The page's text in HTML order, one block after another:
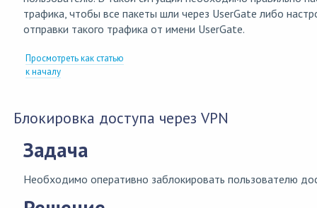
трафика, чтобы все пакеты шли через UserGate либо
отправки такого трафика от имени UserGate.
Просмотреть как статью
к началу
Блокировка доступа через VPN
Задача
Необходимо оперативно заблокировать пользователю